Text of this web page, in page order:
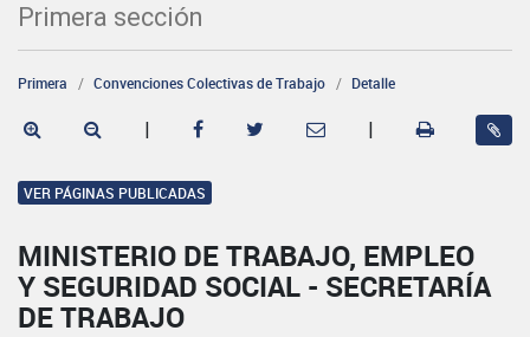
Primera sección
Primera Convenciones Colectivas de Trabajo Detalle
| |
VER PÁGINAS PUBLICADAS
MINISTERIO DE TRABAJO, EMPLEO
Y SEGURIDAD SOCIAL - SECRETARÍA
DE TRABAJO